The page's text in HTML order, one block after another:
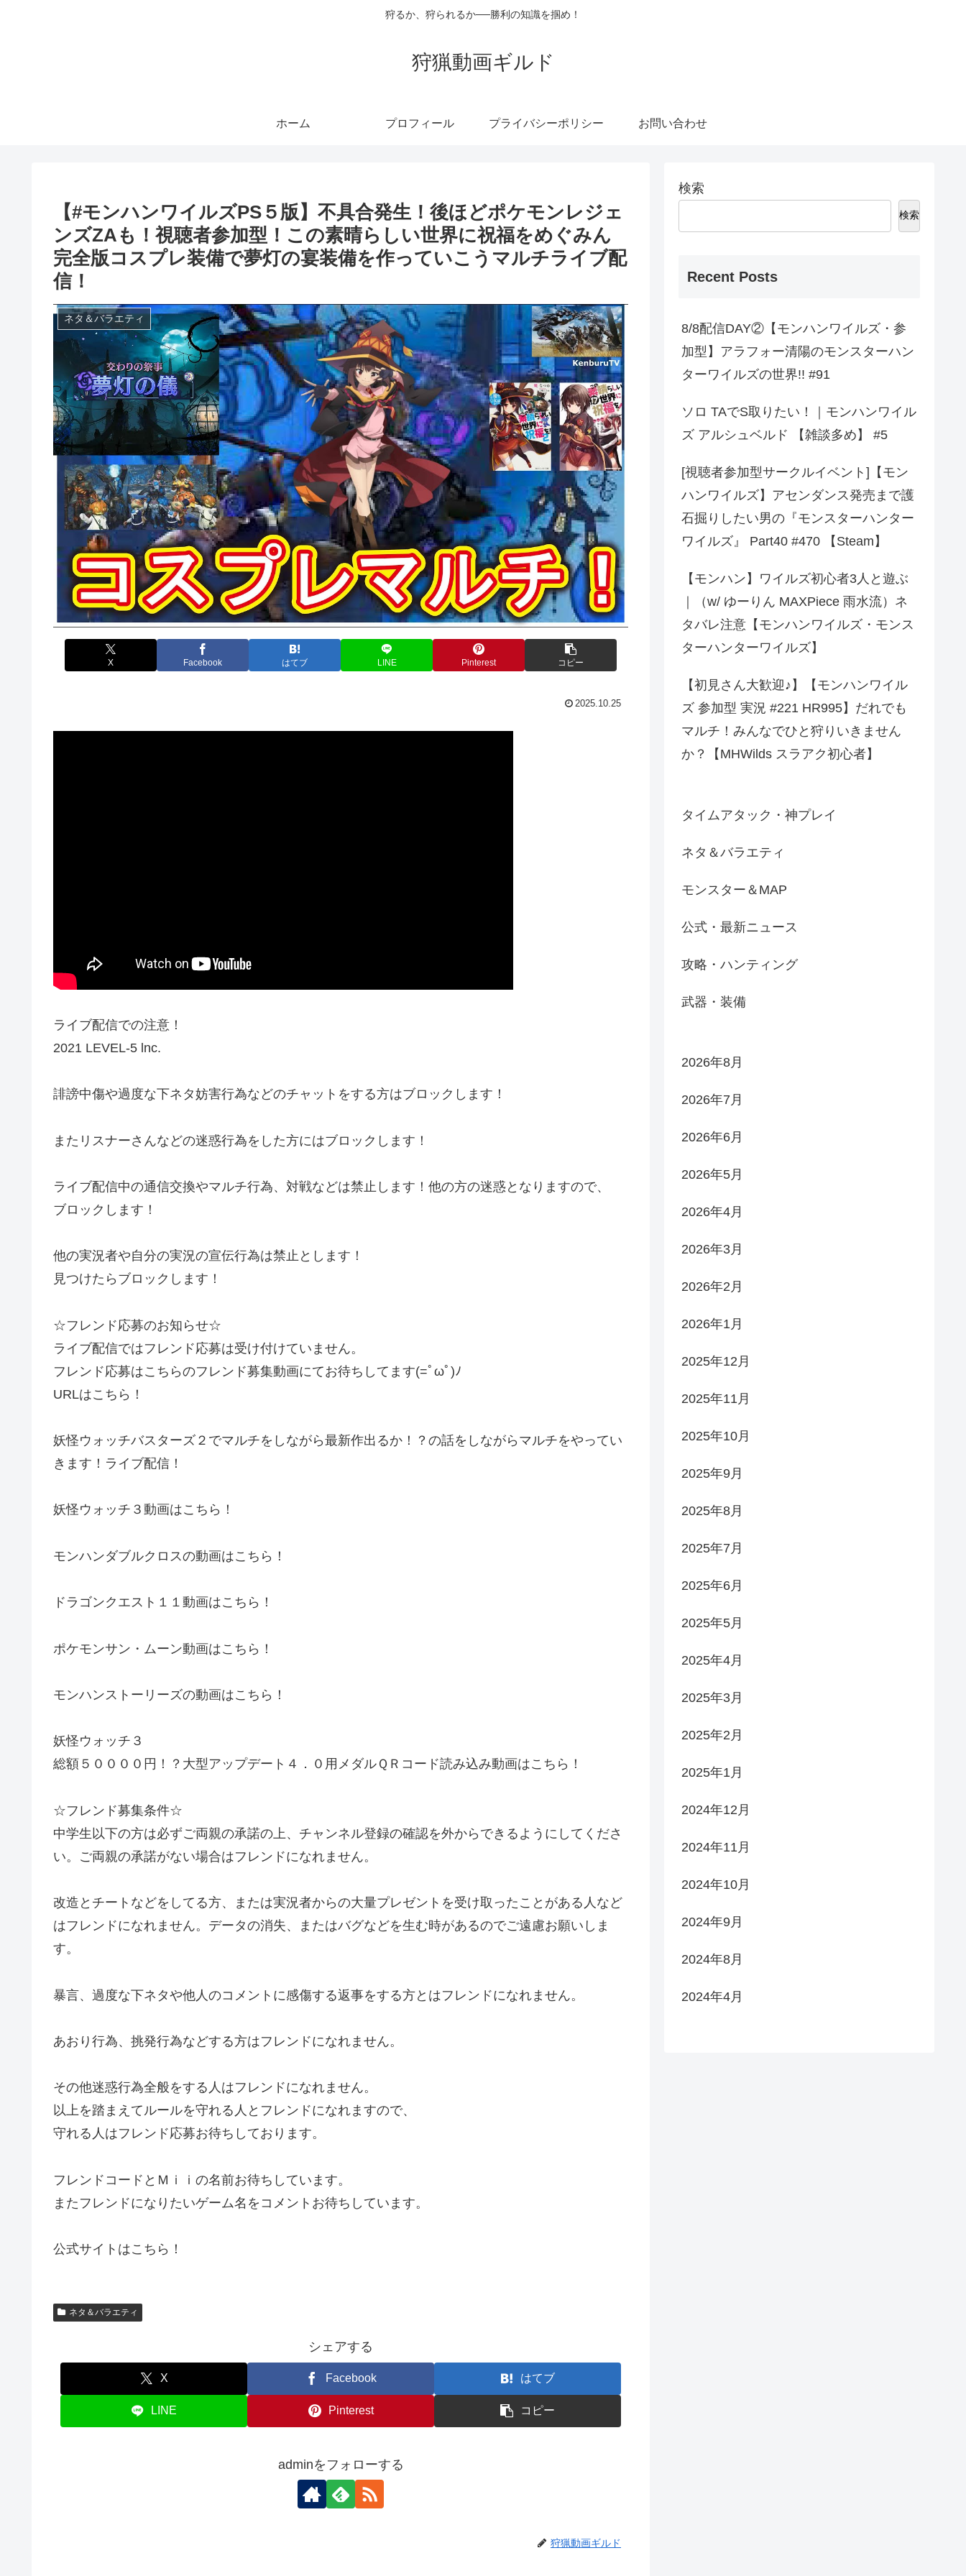
狩るか、狩られるか──勝利の知識を掴め！
狩猟動画ギルド
ホーム プロフィール プライバシーポリシー お問い合わせ
【#モンハンワイルズPS５版】不具合発生！後ほどポケモンレジェ
ンズZAも！視聴者参加型！この素晴らしい世界に祝福をめぐみん
完全版コスプレ装備で夢灯の宴装備を作っていこうマルチライブ配
信！
ネタ＆バラエティ
X Facebook はてブ LINE Pinterest コピー
2025.10.25
ライブ配信での注意！
2021 LEVEL-5 lnc.
誹謗中傷や過度な下ネタ妨害行為などのチャットをする方はブロックします！
またリスナーさんなどの迷惑行為をした方にはブロックします！
ライブ配信中の通信交換やマルチ行為、対戦などは禁止します！他の方の迷惑となりますので、
ブロックします！
他の実況者や自分の実況の宣伝行為は禁止とします！
見つけたらブロックします！
☆フレンド応募のお知らせ☆
ライブ配信ではフレンド応募は受け付けていません。
フレンド応募はこちらのフレンド募集動画にてお待ちしてます(=ﾟωﾟ)ﾉ
URLはこちら！
妖怪ウォッチバスターズ２でマルチをしながら最新作出るか！？の話をしながらマルチをやってい
きます！ライブ配信！
妖怪ウォッチ３動画はこちら！
モンハンダブルクロスの動画はこちら！
ドラゴンクエスト１１動画はこちら！
ポケモンサン・ムーン動画はこちら！
モンハンストーリーズの動画はこちら！
妖怪ウォッチ３
総額５００００円！？大型アップデート４．０用メダルＱＲコード読み込み動画はこちら！
☆フレンド募集条件☆
中学生以下の方は必ずご両親の承諾の上、チャンネル登録の確認を外からできるようにしてくださ
い。ご両親の承諾がない場合はフレンドになれません。
改造とチートなどをしてる方、または実況者からの大量プレゼントを受け取ったことがある人など
はフレンドになれません。データの消失、またはバグなどを生む時があるのでご遠慮お願いしま
す。
暴言、過度な下ネタや他人のコメントに感傷する返事をする方とはフレンドになれません。
あおり行為、挑発行為などする方はフレンドになれません。
その他迷惑行為全般をする人はフレンドになれません。
以上を踏まえてルールを守れる人とフレンドになれますので、
守れる人はフレンド応募お待ちしております。
フレンドコードとＭｉｉの名前お待ちしています。
またフレンドになりたいゲーム名をコメントお待ちしています。
公式サイトはこちら！
ネタ＆バラエティ
シェアする
X Facebook はてブ
LINE Pinterest コピー
adminをフォローする
狩猟動画ギルド
検索
検索
Recent Posts
8/8配信DAY②【モンハンワイルズ・参
加型】アラフォー清陽のモンスターハン
ターワイルズの世界!! #91
ソロ TAでS取りたい！｜モンハンワイル
ズ アルシュベルド 【雑談多め】 #5
[視聴者参加型サークルイベント]【モン
ハンワイルズ】アセンダンス発売まで護
石掘りしたい男の『モンスターハンター
ワイルズ』 Part40 #470 【Steam】
【モンハン】ワイルズ初心者3人と遊ぶ
｜（w/ ゆーりん MAXPiece 雨水流）ネ
タバレ注意【モンハンワイルズ・モンス
ターハンターワイルズ】
【初見さん大歓迎♪】【モンハンワイル
ズ 参加型 実況 #221 HR995】だれでも
マルチ！みんなでひと狩りいきません
か？【MHWilds スラアク初心者】
タイムアタック・神プレイ
ネタ＆バラエティ
モンスター＆MAP
公式・最新ニュース
攻略・ハンティング
武器・装備
2026年8月
2026年7月
2026年6月
2026年5月
2026年4月
2026年3月
2026年2月
2026年1月
2025年12月
2025年11月
2025年10月
2025年9月
2025年8月
2025年7月
2025年6月
2025年5月
2025年4月
2025年3月
2025年2月
2025年1月
2024年12月
2024年11月
2024年10月
2024年9月
2024年8月
2024年4月